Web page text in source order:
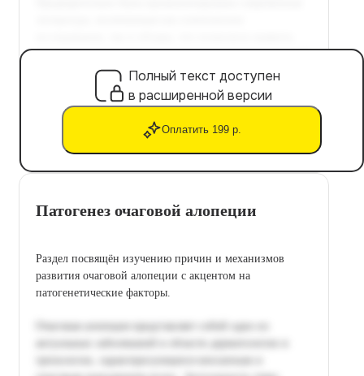
Полный текст доступен
в расширенной версии
Оплатить 199 р.
Патогенез очаговой алопеции
Раздел посвящён изучению причин и механизмов
развития очаговой алопеции с акцентом на
патогенетические факторы.